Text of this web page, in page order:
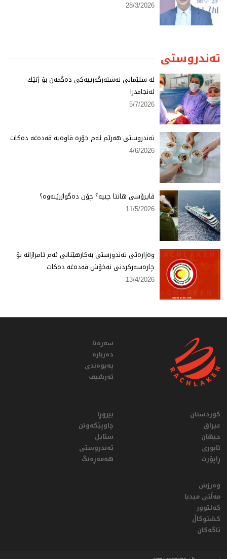
28/3/2026
تەندروستی
لە سلێمانی نەشتەرگەرییەكی دەگمەن بۆ ژنێك
ئەنجامدرا
5/7/2026
تەندروستی هەرێم ئەم جۆرە قاوەیە قەدەغە دەكات
4/6/2026
ڤایرۆسی هانتا چییە؟ چۆن دەگوازرێتەوە؟
11/5/2026
وەزارەتی تەندورستی بەكارهێنانی ئەم ئامرازانە بۆ
چارەسەركردنی نەخۆش قەدەغە دەكات
13/4/2026
سەرەتا
دەربارە
پەیوەندی
ئەرشیف
کوردستان
عيراق
جیهان
ئابوری
ڕاپۆرت
بیروڕا
چاوپێکەوتن
ستایل
تەندروستی
هەمەڕەنگ
وەرزش
مەڵتی میدیا
کەلتوور
کشتوکاڵ
تاگەکان